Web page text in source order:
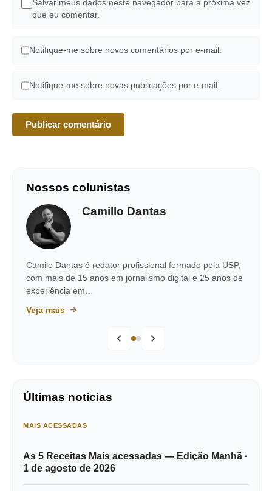
Salvar meus dados neste navegador para a próxima vez
que eu comentar.
Notifique-me sobre novos comentários por e-mail.
Notifique-me sobre novas publicações por e-mail.
Nossos colunistas
Camillo Dantas
Camilo Dantas é redator profissional formado pela USP,
com mais de 15 anos em jornalismo digital e 25 anos de
experiência em…
Veja mais
Últimas notícias
MAIS ACESSADAS
As 5 Receitas Mais acessadas — Edição Manhã ·
1 de agosto de 2026